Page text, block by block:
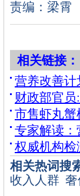
责编：梁霄
相关链接：
营养改善
财政部官
市售虾丸蟹
专家解读：
权威机构检
相关热词搜
收入人群 奢